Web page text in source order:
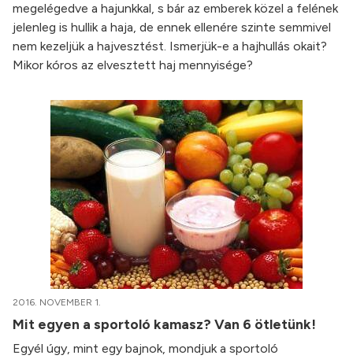
megelégedve a hajunkkal, s bár az emberek közel a felének
jelenleg is hullik a haja, de ennek ellenére szinte semmivel
nem kezeljük a hajvesztést. Ismerjük-e a hajhullás okait?
Mikor kóros az elvesztett haj mennyisége?
2016. NOVEMBER 1.
Mit egyen a sportoló kamasz? Van 6 ötletünk!
Egyél úgy, mint egy bajnok, mondjuk a sportoló